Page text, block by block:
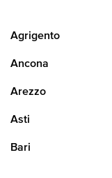
Agrigento
Ancona
Arezzo
Asti
Bari